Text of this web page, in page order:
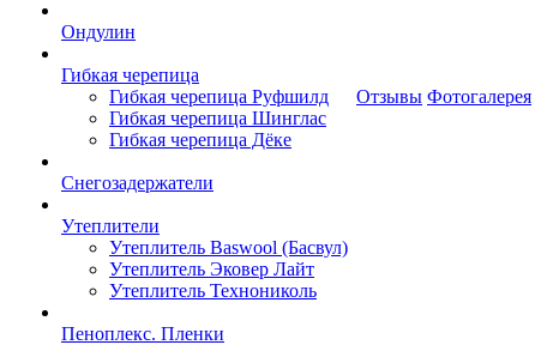
Ондулин
Гибкая черепица
Гибкая черепица Руфшилд
Гибкая черепица Шинглас
Гибкая черепица Дёке
Снегозадержатели
Утеплители
Утеплитель Baswool (Басвул)
Утеплитель Эковер Лайт
Утеплитель Технониколь
Пеноплекс. Пленки
Отзывы Фотогалерея